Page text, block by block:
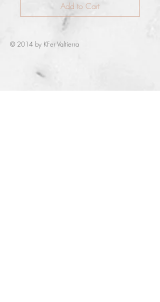
Add to Cart
© 2014 by KFer Valtierra